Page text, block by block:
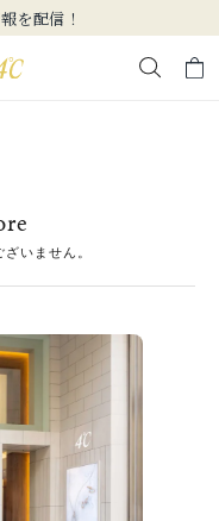
を配信！
ックレス
EAU DOUCE４℃
すべてのジュエリー
いません。